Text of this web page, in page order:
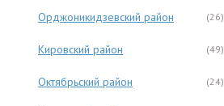
(26)
Орджоникидзевский район
(49)
Кировский район
(24)
Октябрьский район